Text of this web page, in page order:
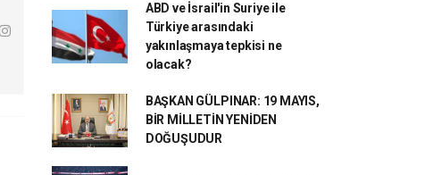
ABD ve İsrail'in Suriye ile
Türkiye arasındaki
yakınlaşmaya tepkisi ne
olacak?
BAŞKAN GÜLPINAR: 19 MAYIS,
BİR MİLLETİN YENİDEN
DOĞUŞUDUR